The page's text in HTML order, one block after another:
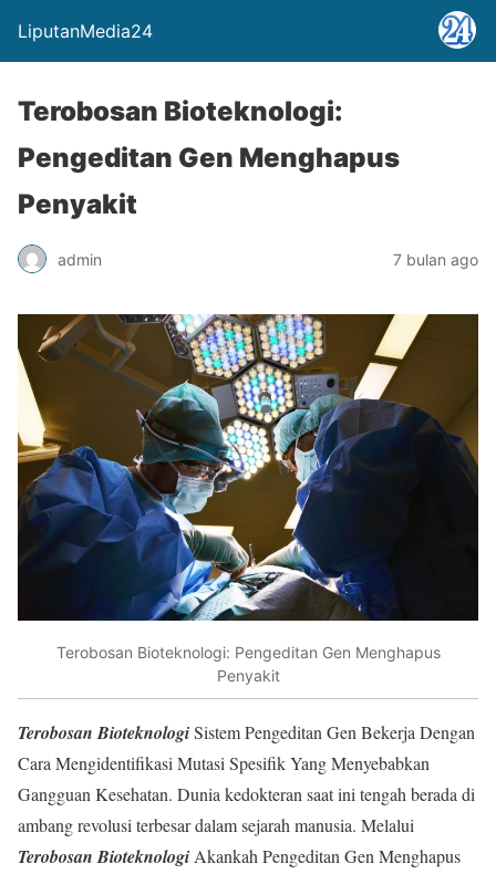
LiputanMedia24
Terobosan Bioteknologi:
Pengeditan Gen Menghapus
Penyakit
admin 7 bulan ago
Terobosan Bioteknologi: Pengeditan Gen Menghapus
Penyakit
Terobosan BioteknologiSistem Pengeditan Gen Bekerja Dengan
Cara Mengidentifikasi Mutasi Spesifik Yang Menyebabkan
Gangguan Kesehatan. Dunia kedokteran saat ini tengah berada di
ambang revolusi terbesar dalam sejarah manusia. Melalui
Terobosan Bioteknologi Akankah Pengeditan Gen Menghapus